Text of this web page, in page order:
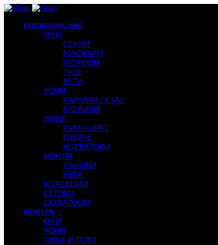
DEBORAH MILANO
ОЧИ
СЕНКИ
МАСКАРИ
МОЛИВИ
ТУШ
ВЕЃИ
УСНИ
КАРМИН / СЈАЈ
МОЛИВИ
ЛИЦЕ
РУМЕНИЛО
ПУДРИ
КОРЕКТОРИ
НОКТИ
ЛАКОВИ
НЕГА
КОЛЕКЦИИ
СЕТОВИ
ДОДАТОЦИ
KRYOLAN
ОЧИ
УСНИ
ЛИЦЕ И ТЕЛО